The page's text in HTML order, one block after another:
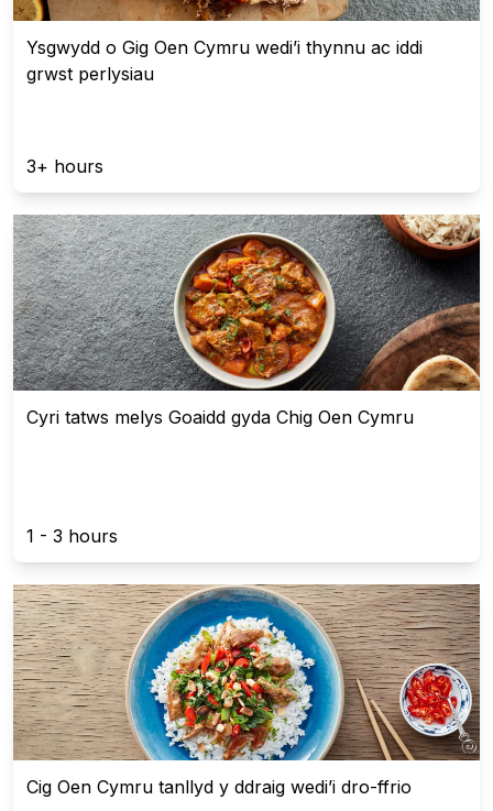
Ysgwydd o Gig Oen Cymru wedi’i thynnu ac iddi
grwst perlysiau
3+ hours
Cyri tatws melys Goaidd gyda Chig Oen Cymru
1 - 3 hours
Cig Oen Cymru tanllyd y ddraig wedi’i dro-ffrio